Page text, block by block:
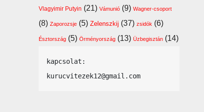
Vlagyimir Putyin (21) Vámunió(9) Wagner-csoport
(8) Zaporozsje(5) Zelenszkij (37) zsidók (6)
Észtország(5) Örményország(13) Üzbegisztán(14)
kapcsolat:
kurucvitezek12@gmail.com